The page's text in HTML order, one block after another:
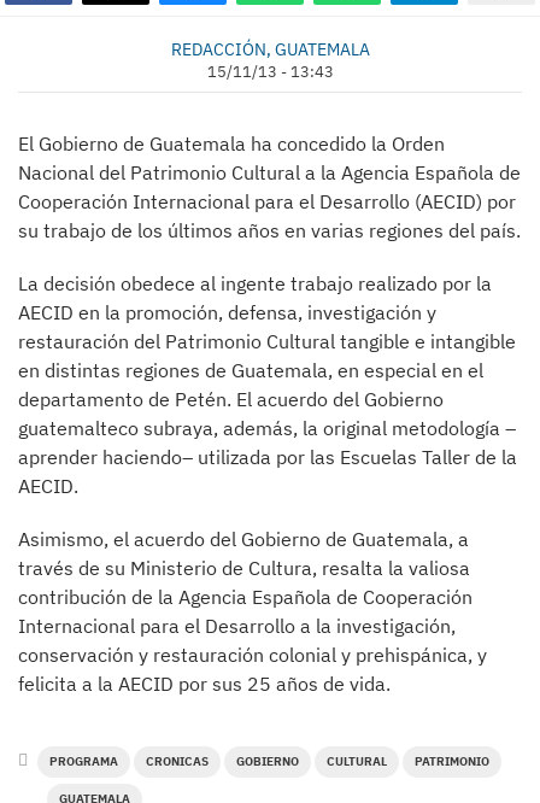
REDACCIÓN, GUATEMALA
15/11/13 - 13:43
El Gobierno de Guatemala ha concedido la Orden
Nacional del Patrimonio Cultural a la Agencia Española de
Cooperación Internacional para el Desarrollo (AECID) por
su trabajo de los últimos años en varias regiones del país.
La decisión obedece al ingente trabajo realizado por la
AECID en la promoción, defensa, investigación y
restauración del Patrimonio Cultural tangible e intangible
en distintas regiones de Guatemala, en especial en el
departamento de Petén. El acuerdo del Gobierno
guatemalteco subraya, además, la original metodología –
aprender haciendo– utilizada por las Escuelas Taller de la
AECID.
Asimismo, el acuerdo del Gobierno de Guatemala, a
través de su Ministerio de Cultura, resalta la valiosa
contribución de la Agencia Española de Cooperación
Internacional para el Desarrollo a la investigación,
conservación y restauración colonial y prehispánica, y
felicita a la AECID por sus 25 años de vida.
PROGRAMA CRONICAS GOBIERNO CULTURAL PATRIMONIO
GUATEMALA